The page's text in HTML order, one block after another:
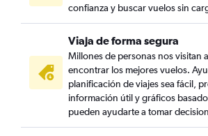
confianza y buscar vuelos sin
Viaja de forma segura
Millones de personas nos visitan
encontrar los mejores vuelos.
planificación de viajes sea fácil,
información útil y gráficos
pueden ayudarte a tomar